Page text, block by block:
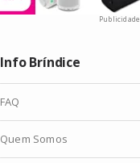
Publicidade
Info Bríndice
FAQ
Quem Somos